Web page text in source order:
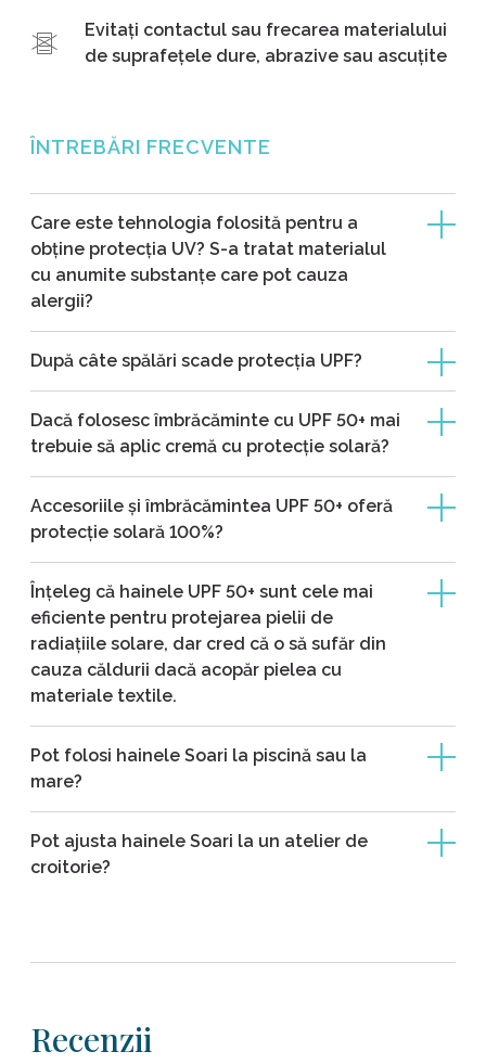
Evitați contactul sau frecarea materialului
de suprafețele dure, abrazive sau ascuțite
ÎNTREBĂRI FRECVENTE
Care este tehnologia folosită pentru a
obține protecția UV? S-a tratat materialul
cu anumite substanțe care pot cauza
alergii?
După câte spălări scade protecția UPF?
Dacă folosesc îmbrăcăminte cu UPF 50+ mai
trebuie să aplic cremă cu protecție solară?
Accesoriile și îmbrăcămintea UPF 50+ oferă
protecție solară 100%?
Înțeleg că hainele UPF 50+ sunt cele mai
eficiente pentru protejarea pielii de
radiațiile solare, dar cred că o să sufăr din
cauza căldurii dacă acopăr pielea cu
materiale textile.
Pot folosi hainele Soari la piscină sau la
mare?
Pot ajusta hainele Soari la un atelier de
croitorie?
Recenzii